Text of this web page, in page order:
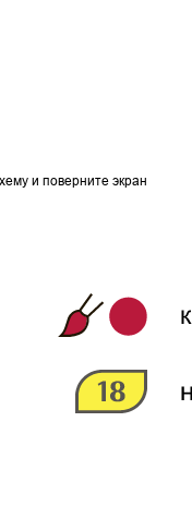
и поверните экран